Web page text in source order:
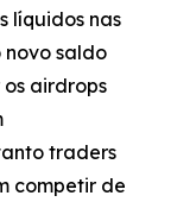
líquidos nas
novo saldo
airdrops
traders
competir de